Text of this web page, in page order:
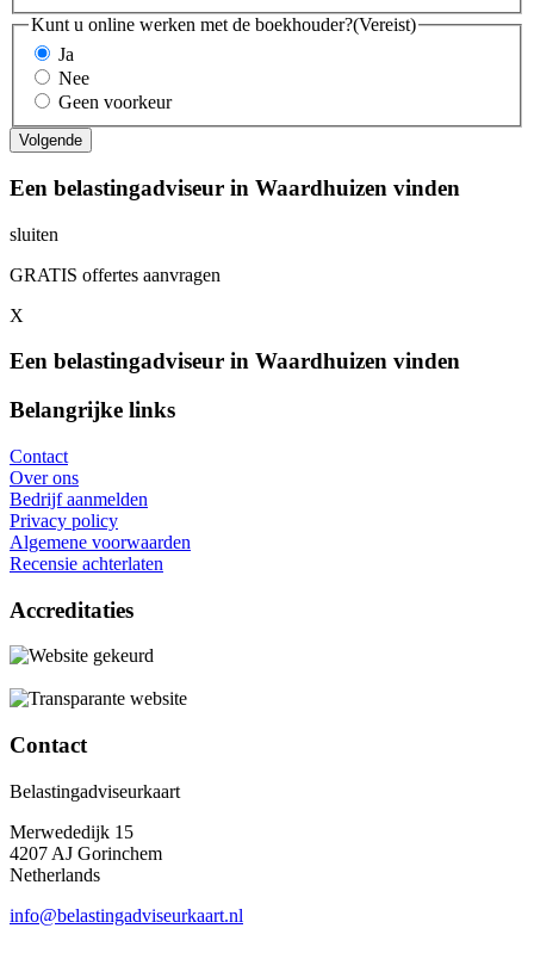
Kunt u online werken met de boekhouder?(Vereist)
Ja
Nee
Geen voorkeur
Een belastingadviseur in Waardhuizen vinden
sluiten
GRATIS offertes aanvragen
X
Een belastingadviseur in Waardhuizen vinden
Belangrijke links
Contact
Over ons
Bedrijf aanmelden
Privacy policy
Algemene voorwaarden
Recensie achterlaten
Accreditaties
Contact
Belastingadviseurkaart
Merwededijk 15
4207 AJ Gorinchem
Netherlands
info@belastingadviseurkaart.nl